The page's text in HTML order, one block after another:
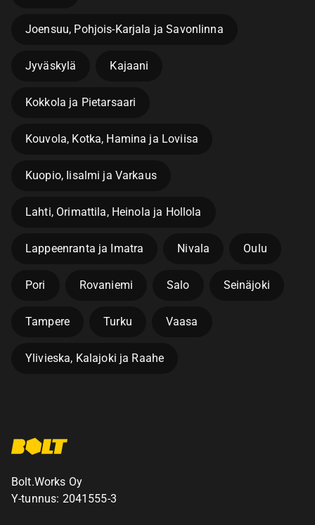
Joensuu, Pohjois-Karjala ja Savonlinna
Jyväskylä Kajaani
Kokkola ja Pietarsaari
Kouvola, Kotka, Hamina ja Loviisa
Kuopio, Iisalmi ja Varkaus
Lahti, Orimattila, Heinola ja Hollola
Lappeenranta ja Imatra Nivala Oulu
Pori Rovaniemi Salo Seinäjoki
Tampere Turku Vaasa
Ylivieska, Kalajoki ja Raahe
Bolt.Works Oy
Y-tunnus: 2041555-3